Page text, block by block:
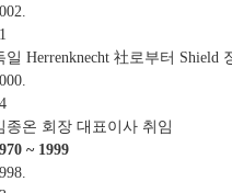
일 Herrenknecht 社로부터 Shield
종온 회장 대표이사 취임
~ 1999